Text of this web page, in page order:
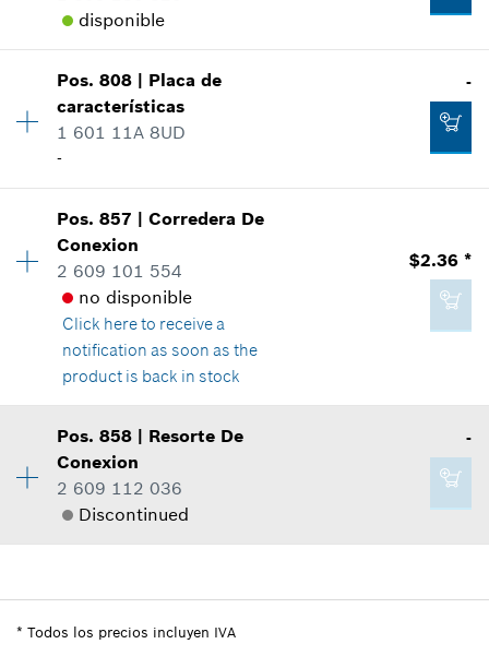
$2.00 *
Todos los precios incluyen IVA
Donde usado
Mostrar en figura
$75.64 *
Todos los precios incluyen IVA
disponible
Cantidad 1
Precio grupal:20
Información sobre recambios
Mostrar en figura
$6.71 *
*Todos los precios incluyen IVA
Agregar al carrito
Pos.808 | Placa de
características
1 601 11A 8UD
-
-
Precio grupal:-
Información sobre recambios
Donde usado
Mostrar en figura
-
Pos.857 |Corredera De
Conexion
2 609 101 554
no disponible
Click hereto receive a
notification as soon as the
product is back in stock
$2.36 *
Precio grupal:14
Información sobre recambios
Donde usado
Pos.858 | Resorte De
Conexion
2 609 112 036
Discontinued
-
Precio grupal:-
Información sobre recambios
* Todos los precios incluyen IVA